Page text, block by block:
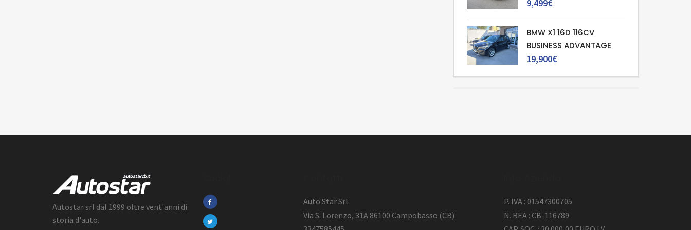
9,499€
BMW X1 16D 116CV
BUSINESS ADVANTAGE
19,900€
Autostar srl dal 1999 oltre vent'anni di
storia d'auto.
Auto Star Srl
Via S. Lorenzo, 31A 86100 Campobasso (CB)
P. IVA : 01547300705
N. REA : CB-116789